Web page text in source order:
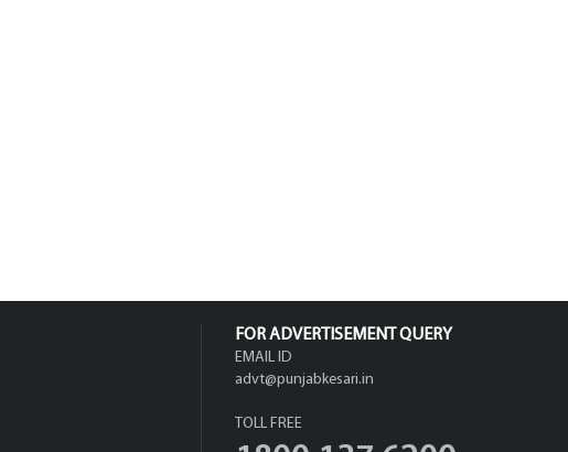
FOR ADVERTISEMENT QUERY
EMAIL ID
advt@punjabkesari.in
TOLL FREE